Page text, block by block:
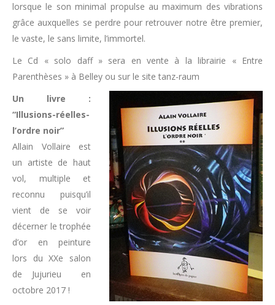
lorsque le son minimal propulse au maximum des vibrations
grâce auxquelles se perdre pour retrouver notre être premier,
le vaste, le sans limite, l’immortel.
Le Cd « solo daff » sera en vente à la librairie « Entre
Parenthèses » à Belley ou sur le site tanz-raum
Un livre :
“Illusions-réelles-
l’ordre noir”
Allain Vollaire est
un artiste de haut
vol, multiple et
reconnu puisqu’il
vient de se voir
décerner le trophée
d’or en peinture
lors du XXe salon
de Jujurieu en
octobre 2017 !